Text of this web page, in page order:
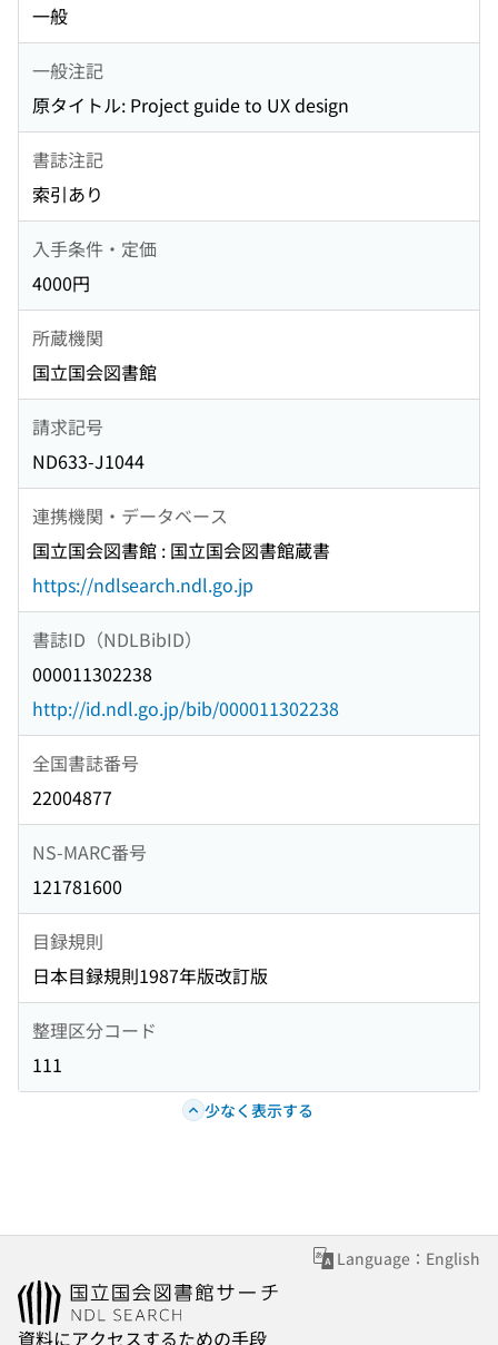
一般
一般注記
原タイトル: Project guide to UX design
書誌注記
索引あり
入手条件・定価
4000円
所蔵機関
国立国会図書館
請求記号
ND633-J1044
連携機関・データベース
国立国会図書館 : 国立国会図書館蔵書
https://ndlsearch.ndl.go.jp
書誌ID（NDLBibID）
000011302238
http://id.ndl.go.jp/bib/000011302238
全国書誌番号
22004877
NS-MARC番号
121781600
目録規則
日本目録規則1987年版改訂版
整理区分コード
111
少なく表示する
Language：English
資料にアクセスするための手段